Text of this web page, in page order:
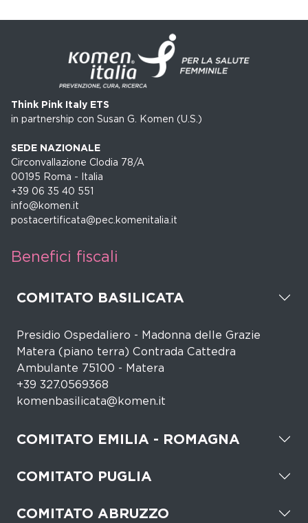
Think Pink Italy ETS
in partnership con Susan G. Komen (U.S.)
SEDE NAZIONALE
Circonvallazione Clodia 78/A
00195 Roma - Italia
+39 06 35 40 551
info@komen.it
postacertificata@pec.komenitalia.it
Benefici fiscali
COMITATO BASILICATA
Presidio Ospedaliero - Madonna delle Grazie
Matera (piano terra) Contrada Cattedra
Ambulante 75100 - Matera
+39 327.0569368
komenbasilicata@komen.it
COMITATO EMILIA - ROMAGNA
COMITATO PUGLIA
COMITATO ABRUZZO